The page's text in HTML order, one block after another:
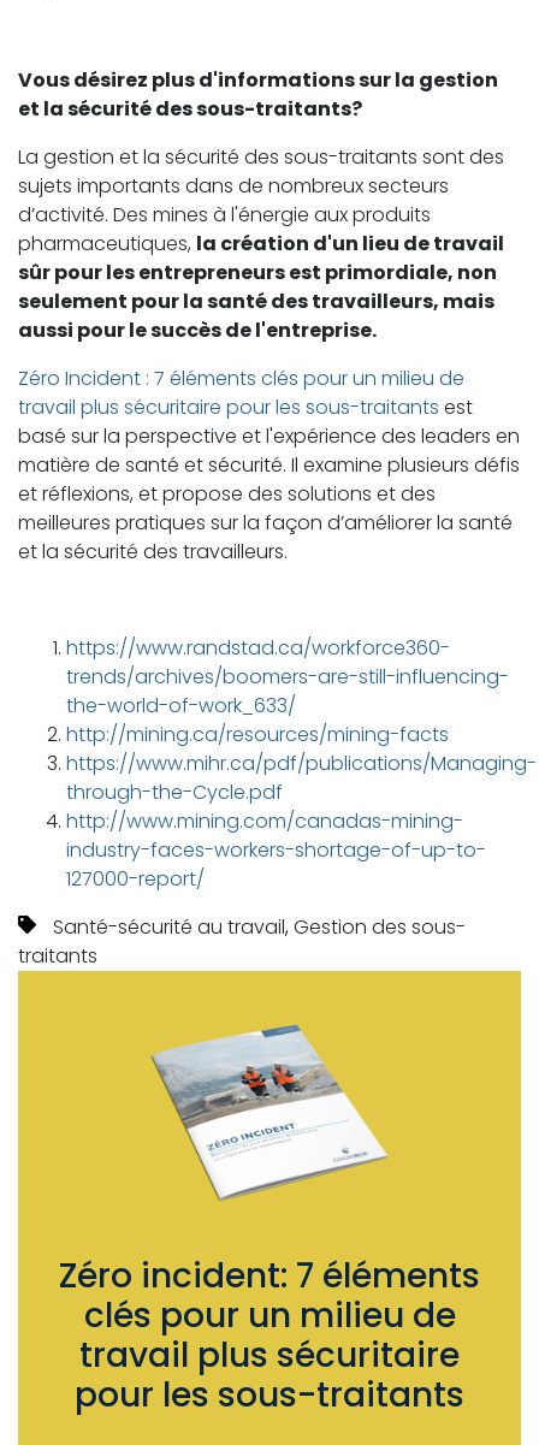
Vous désirez plus d'informations sur la gestion
et la sécurité des sous-traitants?
La gestion et la sécurité des sous-traitants sont des
sujets importants dans de nombreux secteurs
d’activité. Des mines à l'énergie aux produits
pharmaceutiques, la création d'un lieu de travail
sûr pour les entrepreneurs est primordiale, non
seulement pour la santé des travailleurs, mais
aussi pour le succès de l'entreprise.
Zéro Incident : 7 éléments clés pour un milieu de
travail plus sécuritaire pour les sous-traitants est
basé sur la perspective et l'expérience des leaders en
matière de santé et sécurité. Il examine plusieurs défis
et réflexions, et propose des solutions et des
meilleures pratiques sur la façon d’améliorer la santé
et la sécurité des travailleurs.
https://www.randstad.ca/workforce360-
trends/archives/boomers-are-still-influencing-
the-world-of-work_633/
http://mining.ca/resources/mining-facts
https://www.mihr.ca/pdf/publications/Managing-
through-the-Cycle.pdf
http://www.mining.com/canadas-mining-
industry-faces-workers-shortage-of-up-to-
127000-report/
Santé-sécurité au travail,Gestion des sous-
traitants
Zéro incident: 7 éléments
clés pour un milieu de
travail plus sécuritaire
pour les sous-traitants